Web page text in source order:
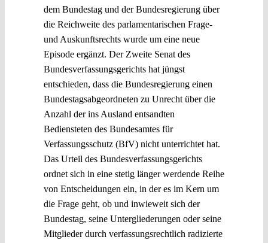
dem Bundestag und der Bundesregierung über
die Reichweite des parlamentarischen Frage-
und Auskunftsrechts wurde um eine neue
Episode ergänzt. Der Zweite Senat des
Bundesverfassungsgerichts hat jüngst
entschieden, dass die Bundesregierung einen
Bundestagsabgeordneten zu Unrecht über die
Anzahl der ins Ausland entsandten
Bediensteten des Bundesamtes für
Verfassungsschutz (BfV) nicht unterrichtet hat.
Das Urteil des Bundesverfassungsgerichts
ordnet sich in eine stetig länger werdende Reihe
von Entscheidungen ein, in der es im Kern um
die Frage geht, ob und inwieweit sich der
Bundestag, seine Untergliederungen oder seine
Mitglieder durch verfassungsrechtlich radizierte